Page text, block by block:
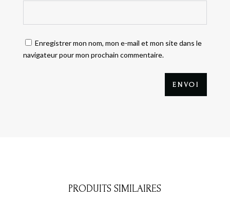
Enregistrer mon nom, mon e-mail et mon site dans le
navigateur pour mon prochain commentaire.
ENVOI
PRODUITS SIMILAIRES